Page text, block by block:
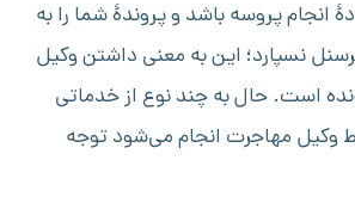
انجام پروسه باشد و پروندۀ شما را به
نسپارد؛ این به معنی داشتن وکیل
است. حال به چند نوع از خدماتی
وکیل مهاجرت انجام می‌شود توجه